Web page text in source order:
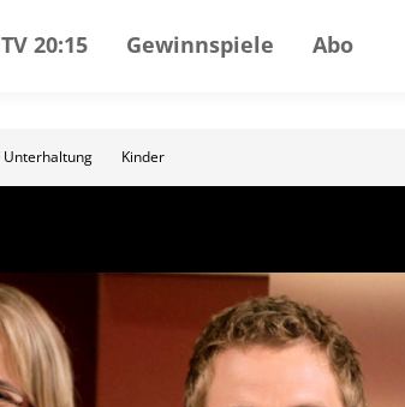
TV 20:15 Gewinnspiele Abo
Unterhaltung Kinder